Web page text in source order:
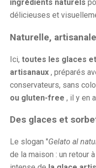
ingrédients naturels
délicieuses et
Naturelle,
Ici, toutes les glaces
artisanaux , préparés
conservateurs, sans
ou gluten-free , il y en
Des glaces et
Le slogan "Gelato al
de la maison : un retour